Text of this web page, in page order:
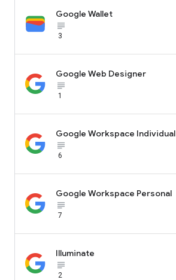
Google Wallet
subject_black
3
Google Web Designer
subject_black
1
Google Workspace Individual
subject_black
6
Google Workspace Personal
subject_black
7
Illuminate
subject_black
2